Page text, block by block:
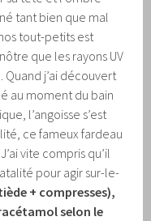
tant bien que mal
tout-petits est
que les rayons UV
j’ai découvert
au moment du bain
l’angoisse s’est
ce fameux fardeau
vite compris qu’il
pour agir sur-le-
+ compresses),
selon le